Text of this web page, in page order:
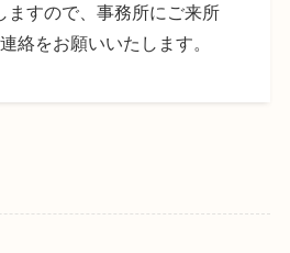
ますので、事務所にご来所
絡をお願いいたします。